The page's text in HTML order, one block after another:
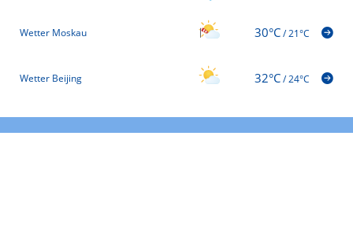
Wetter Moskau 30°C/21°C
Wetter Beijing 32°C/24°C